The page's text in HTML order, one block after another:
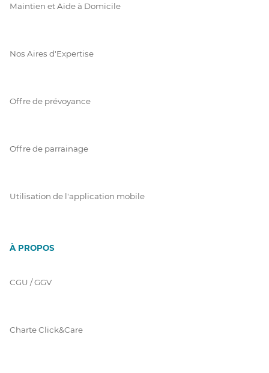
Maintien et Aide à Domicile
Nos Aires d'Expertise
Offre de prévoyance
Offre de parrainage
Utilisation de l'application mobile
À PROPOS
CGU / GGV
Charte Click&Care